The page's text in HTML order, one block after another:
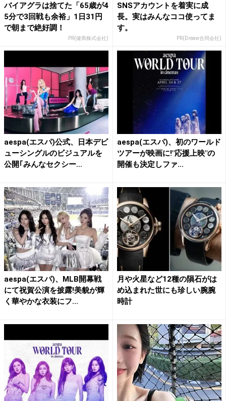
バイアグラは捨てた「65歳が4
5分で3回戦も余裕」1日31円
で朝まで絶好調！
PR(健商株式会社)
SNSアカウントを着実に成
長。実はみんなココ使ってま
す。
PR(Dreaw合同会社)
aespa(エスパ)公式、日本デビ
ューシングルのビジュアルを
公開｢みんなセクシー...
aespa(エスパ)、初のワールド
ツアーが映画に!"応援上映"の
開催も決定しファ...
aespa(エスパ)、MLB開幕戦
にて祝賀公演を披露!美貌が輝
く華やかな衣装にフ...
月や火星など12種の隕石がは
め込まれた世にも珍しい腕腕
時計